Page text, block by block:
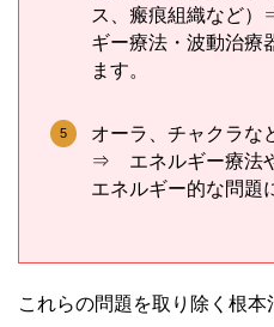
ス、瘢痕組織など
ギー療法・波動治療
ます。
オーラ、チャクラな
⇒ エネルギー療法
エネルギー的な問題
これらの問題を取り除く根本